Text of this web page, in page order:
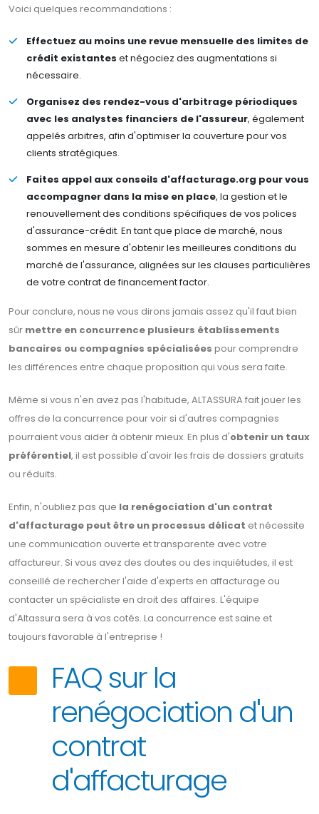
Voici quelques recommandations :
Effectuez au moins une revue mensuelle des limites de
crédit existantes et négociez des augmentations si
nécessaire.
Organisez des rendez-vous d'arbitrage périodiques
avec les analystes financiers de l'assureur, également
appelés arbitres, afin d'optimiser la couverture pour vos
clients stratégiques.
Faites appel aux conseils d'affacturage.org pour vous
accompagner dans la mise en place, la gestion et le
renouvellement des conditions spécifiques de vos polices
d'assurance-crédit. En tant que place de marché, nous
sommes en mesure d'obtenir les meilleures conditions du
marché de l'assurance, alignées sur les clauses particulières
de votre contrat de financement factor.
Pour conclure, nous ne vous dirons jamais assez qu'il faut bien
sûr mettre en concurrence plusieurs établissements
bancaires ou compagnies spécialisées pour comprendre
les différences entre chaque proposition qui vous sera faite.
Même si vous n'en avez pas l'habitude, ALTASSURA fait jouer les
offres de la concurrence pour voir si d'autres compagnies
pourraient vous aider à obtenir mieux. En plus d'obtenir un taux
préférentiel, il est possible d'avoir les frais de dossiers gratuits
ou réduits.
Enfin, n'oubliez pas que la renégociation d'un contrat
d'affacturage peut être un processus délicat et nécessite
une communication ouverte et transparente avec votre
affactureur. Si vous avez des doutes ou des inquiétudes, il est
conseillé de rechercher l'aide d'experts en affacturage ou
contacter un spécialiste en droit des affaires. L'équipe
d'Altassura sera à vos cotés. La concurrence est saine et
toujours favorable à l'entreprise !
FAQ sur la
renégociation d'un
contrat
d'affacturage